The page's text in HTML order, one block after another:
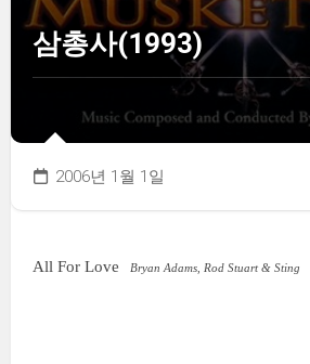
삼총사(1993)
2006년 1월 1일
All For Love Bryan Adams, Rod Stuart & Sting